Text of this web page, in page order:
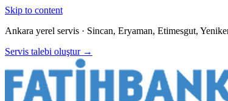
Skip to content
Ankara yerel servis · Sincan, Eryaman, Etimesgut,
Servis talebi oluştur →